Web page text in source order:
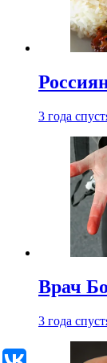
3 года
Врач
3 года